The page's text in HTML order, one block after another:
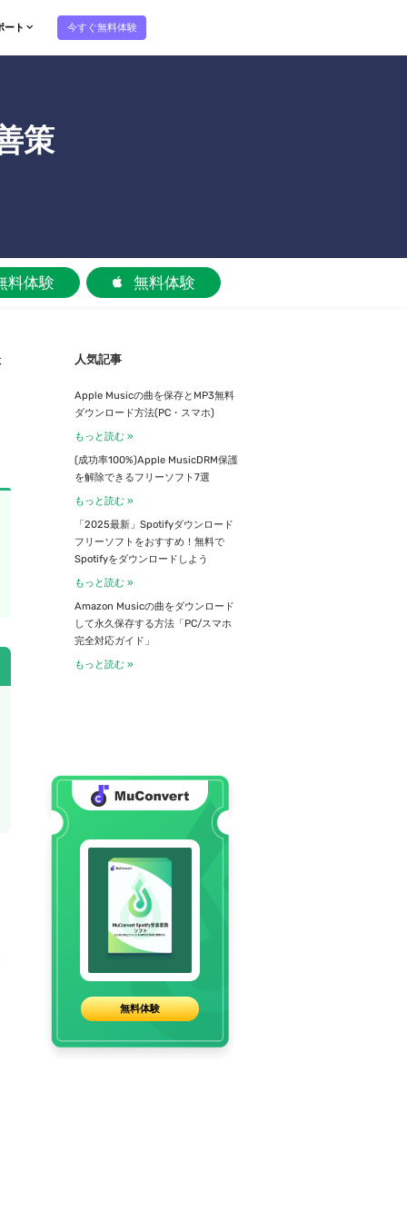
ート 今すぐ無料体験
策
料体験 無料体験
人気記事
Apple Musicの曲を保存とMP3無料
ダウンロード方法(PC・スマホ)
もっと読む »
(成功率100%)Apple MusicDRM保護
を解除できるフリーソフト7選
もっと読む »
「2025最新」Spotifyダウンロード
フリーソフトをおすすめ！無料で
Spotifyをダウンロードしよう
もっと読む »
Amazon Musicの曲をダウンロード
して永久保存する方法「PC/スマホ
完全対応ガイド」
もっと読む »
無料体験